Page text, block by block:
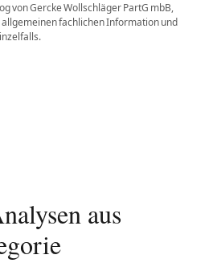
von Gercke Wollschläger PartG mbB,
fachlichen Information und
aus